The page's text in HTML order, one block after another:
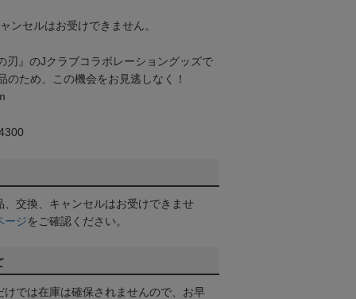
ンセルはお受けできません。
刃』のJクラブコラボレーショングッズで
のため、この機会をお見逃しなく！
交換、キャンセルはお受けできませ
ージをご確認ください。
けでは在庫は確保されませんので、お早